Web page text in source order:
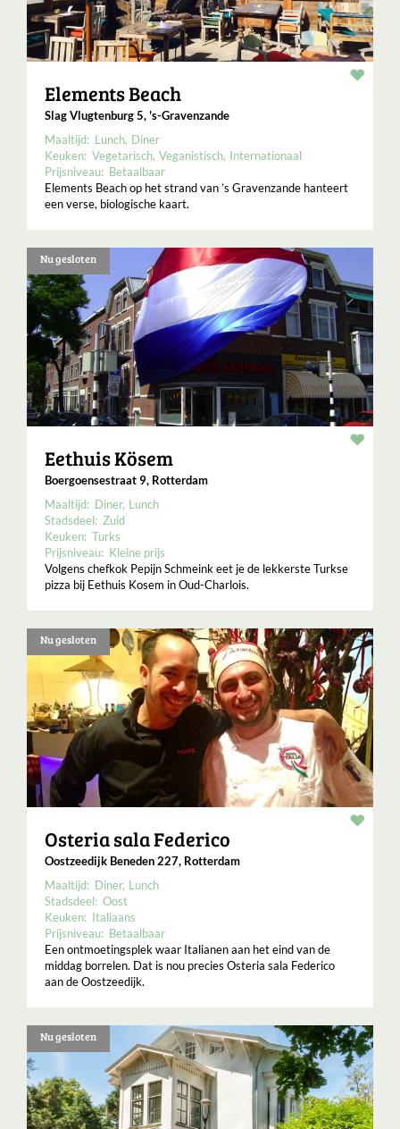
Elements Beach
Slag Vlugtenburg 5, 's-Gravenzande
Maaltijd: Lunch Diner
Keuken: Vegetarisch Veganistisch Internationaal
Prijsniveau: Betaalbaar
Elements Beach op het strand van ’s Gravenzande hanteert
een verse, biologische kaart.
Nu gesloten
Eethuis Kösem
Boergoensestraat 9, Rotterdam
Maaltijd: Diner Lunch
Stadsdeel: Zuid
Keuken: Turks
Prijsniveau: Kleine prijs
Volgens chefkok Pepijn Schmeink eet je de lekkerste Turkse
pizza bij Eethuis Kosem in Oud-Charlois.
Nu gesloten
Osteria sala Federico
Oostzeedijk Beneden 227, Rotterdam
Maaltijd: Diner Lunch
Stadsdeel: Oost
Keuken: Italiaans
Prijsniveau: Betaalbaar
Een ontmoetingsplek waar Italianen aan het eind van de
middag borrelen. Dat is nou precies Osteria sala Federico
aan de Oostzeedijk.
Nu gesloten